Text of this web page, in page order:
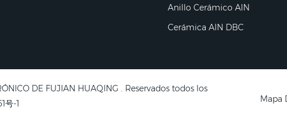
Anillo Cerámico AlN
Cerámica AlN DBC
DE FUJIAN HUAQING . Reservados todos los
号-1 Mapa